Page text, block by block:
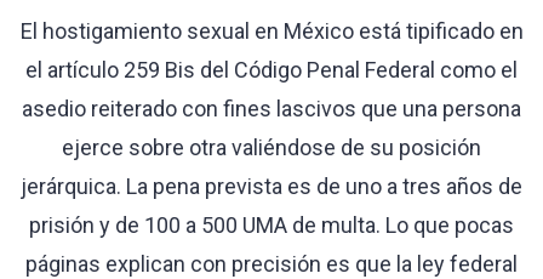
El hostigamiento sexual en México está tipificado en
el artículo 259 Bis del Código Penal Federal como el
asedio reiterado con fines lascivos que una persona
ejerce sobre otra valiéndose de su posición
jerárquica. La pena prevista es de uno a tres años de
prisión y de 100 a 500 UMA de multa. Lo que pocas
páginas explican con precisión es que la ley federal